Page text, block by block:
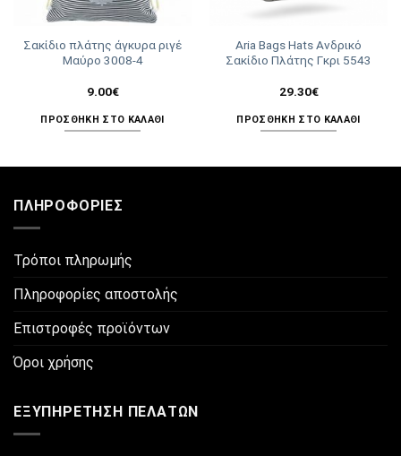
Σακίδιο πλάτης άγκυρα ριγέ
Μαύρο 3008-4
9.00€
ΠΡΟΣΘΉΚΗ ΣΤΟ ΚΑΛΆΘΙ
Aria Bags Hats Ανδρικό
Σακίδιο Πλάτης Γκρι 5543
29.30€
ΠΡΟΣΘΉΚΗ ΣΤΟ ΚΑΛΆΘΙ
ΠΛΗΡΟΦΟΡΊΕΣ
Τρόποι πληρωμής
Πληροφορίες αποστολής
Επιστροφές προϊόντων
Όροι χρήσης
ΕΞΥΠΗΡΈΤΗΣΗ ΠΕΛΑΤΏΝ